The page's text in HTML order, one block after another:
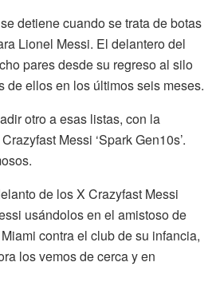
detiene cuando se trata de botas
Lionel Messi. El delantero del
pares desde su regreso al silo
de ellos en los últimos seis meses.
otro a esas listas, con la
Messi ‘Spark Gen10s’.
de los X Crazyfast Messi
usándolos en el amistoso de
contra el club de su infancia,
los vemos de cerca y en